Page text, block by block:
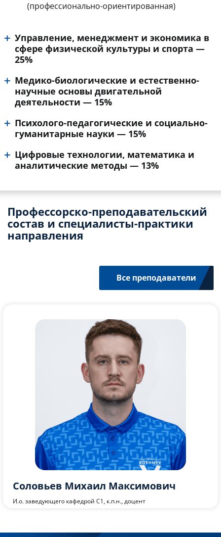
(профессионально-ориентированная)
Управление, менеджмент и экономика в
сфере физической культуры и спорта —
25%
Медико-биологические и естественно-
научные основы двигательной
деятельности — 15%
Психолого-педагогические и социально-
гуманитарные науки — 15%
Цифровые технологии, математика и
аналитические методы — 13%
Профессорско-преподавательский
состав и специалисты-практики
направления
Все преподаватели
Соловьев Михаил Максимович
И.о. заведующего кафедрой C1, к.п.н., доцент